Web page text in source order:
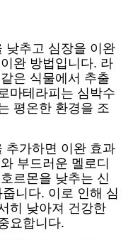
낮추고 심장을 이완
완 방법입니다. 라
은 식물에서 추출
마테라피는 심박수
평온한 환경을 조
추가하면 이완 효과
부드러운 멜로디
르몬을 낮추는 신
니다. 이로 인해 심
히 낮아져 건강한
요합니다.